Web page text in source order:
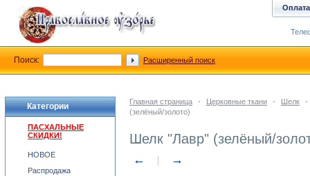
Главная страница - Церковные ткани - Шелк
-
(зелёный/золото)
Шелк "Лавр" (зелёный/
← →
Категории
ПАСХАЛЬНЫЕ
СКИДКИ!
НОВОЕ
Распродажа
Оплата
Поиск: Расширенный поиск